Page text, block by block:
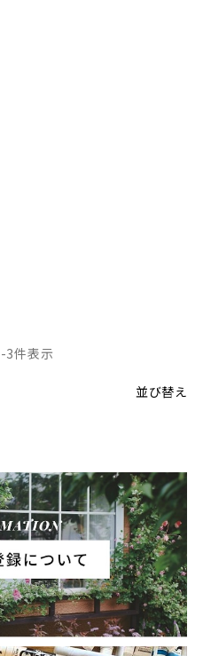
並び替え
-3件表示